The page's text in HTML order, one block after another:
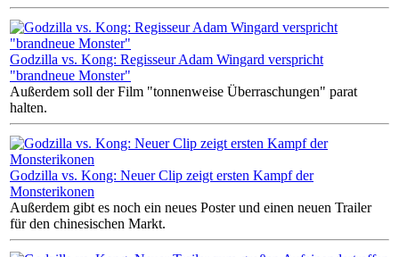
Godzilla vs. Kong: Regisseur Adam Wingard verspricht
"brandneue Monster"
Außerdem soll der Film "tonnenweise Überraschungen" parat
halten.
Godzilla vs. Kong: Neuer Clip zeigt ersten Kampf der
Monsterikonen
Außerdem gibt es noch ein neues Poster und einen neuen Trailer
für den chinesischen Markt.